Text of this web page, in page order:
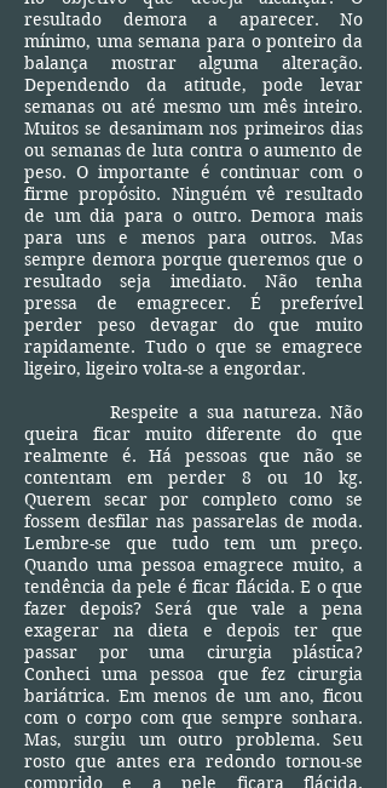
resultado demora a aparecer. No
mínimo, uma semana para o ponteiro da
balança mostrar alguma alteração.
Dependendo da atitude, pode levar
semanas ou até mesmo um mês inteiro.
Muitos se desanimam nos primeiros dias
ou semanas de luta contra o aumento de
peso. O importante é continuar com o
firme propósito. Ninguém vê resultado
de um dia para o outro. Demora mais
para uns e menos para outros. Mas
sempre demora porque queremos que o
resultado seja imediato. Não tenha
pressa de emagrecer. É preferível
perder peso devagar do que muito
rapidamente. Tudo o que se emagrece
ligeiro, ligeiro volta-se a engordar.
Respeite a sua natureza. Não
queira ficar muito diferente do que
realmente é. Há pessoas que não se
contentam em perder 8 ou 10 kg.
Querem secar por completo como se
fossem desfilar nas passarelas de moda.
Lembre-se que tudo tem um preço.
Quando uma pessoa emagrece muito, a
tendência da pele é ficar flácida. E o que
fazer depois? Será que vale a pena
exagerar na dieta e depois ter que
passar por uma cirurgia plástica?
Conheci uma pessoa que fez cirurgia
bariátrica. Em menos de um ano, ficou
com o corpo com que sempre sonhara.
Mas, surgiu um outro problema. Seu
rosto que antes era redondo tornou-se
comprido e a pele ficara flácida.